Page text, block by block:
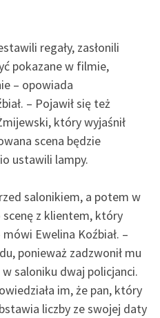
regały, zasłonili
pokazane w filmie,
– opowiada
– Pojawił się też
który wyjaśnił
scena będzie
ustawili lampy.
salonikiem, a potem w
z klientem, który
Ewelina Koźbiał. –
ponieważ zadzwonił mu
saloniku dwaj policjanci.
im, że pan, który
liczby ze swojej daty